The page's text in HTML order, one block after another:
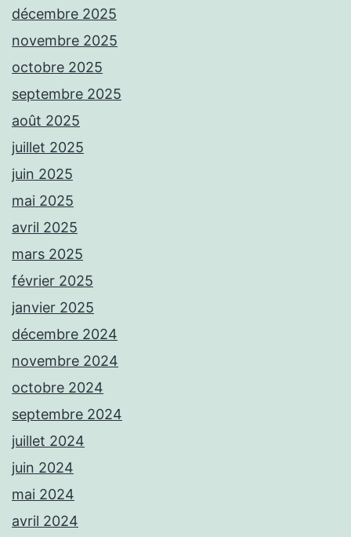
décembre 2025
novembre 2025
octobre 2025
septembre 2025
août 2025
juillet 2025
juin 2025
mai 2025
avril 2025
mars 2025
février 2025
janvier 2025
décembre 2024
novembre 2024
octobre 2024
septembre 2024
juillet 2024
juin 2024
mai 2024
avril 2024